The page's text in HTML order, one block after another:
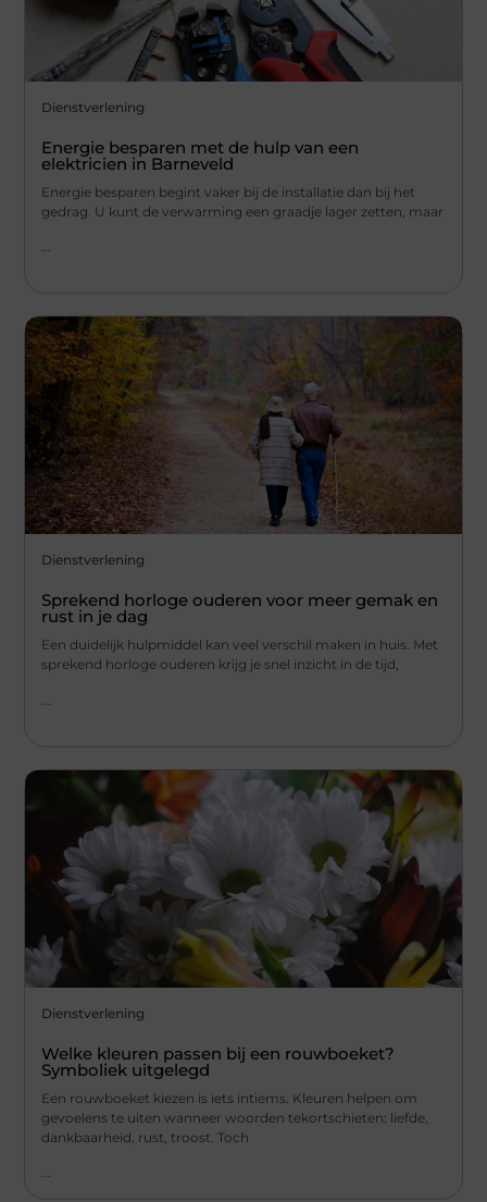
Dienstverlening
Energie besparen met de hulp van een
elektricien in Barneveld
Energie besparen begint vaker bij de installatie dan bij het
gedrag. U kunt de verwarming een graadje lager zetten, maar
...
Dienstverlening
Sprekend horloge ouderen voor meer gemak en
rust in je dag
Een duidelijk hulpmiddel kan veel verschil maken in huis. Met
sprekend horloge ouderen krijg je snel inzicht in de tijd,
Dienstverlening
Welke kleuren passen bij een rouwboeket?
Symboliek uitgelegd
Een rouwboeket kiezen is iets intiems. Kleuren helpen om
gevoelens te uiten wanneer woorden tekortschieten: liefde,
dankbaarheid, rust, troost. Toch
...